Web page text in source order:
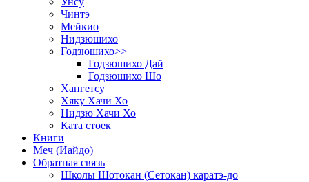
Чинтэ
Мейкио
Нидзюшихо
Годзюшихо>>
Годзюшихо Дай
Годзюшихо Шо
Хангетсу
Хяку Хачи Хо
Нидзю Хачи Хо
Ката стоек
Книги
Меч (Иайдо)
Обратная связь
Школы Шотокан (Сетокан) каратэ-до